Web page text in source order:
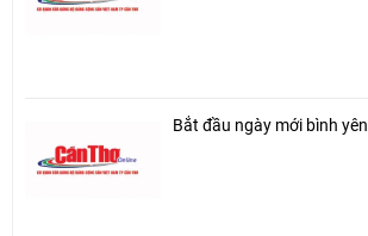
Bắt đầu ngày mới bình yên